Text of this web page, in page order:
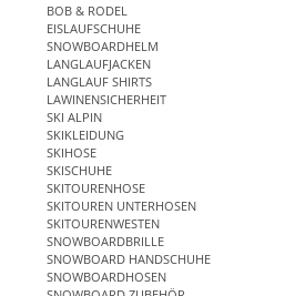
BOB & RODEL
EISLAUFSCHUHE
SNOWBOARDHELM
LANGLAUFJACKEN
LANGLAUF SHIRTS
LAWINENSICHERHEIT
SKI ALPIN
SKIKLEIDUNG
SKIHOSE
SKISCHUHE
SKITOURENHOSE
SKITOUREN UNTERHOSEN
SKITOURENWESTEN
SNOWBOARDBRILLE
SNOWBOARD HANDSCHUHE
SNOWBOARDHOSEN